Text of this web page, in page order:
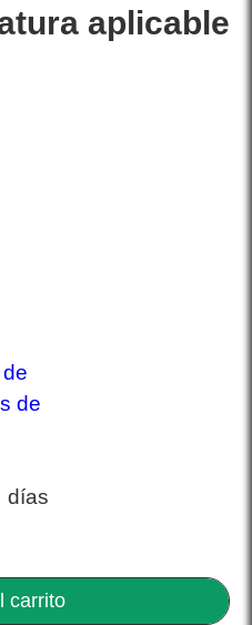
aplicable
de
días
carrito